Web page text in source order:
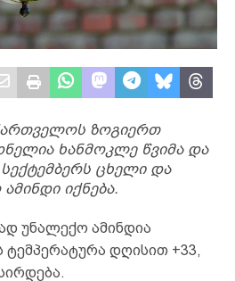
ზოგიერთ
ხანმოკლე წვიმა და
ცხელი და
იქნება.
უნალექო ამინდია
დღისით +33,